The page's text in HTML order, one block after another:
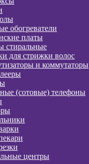
обогреватели
платы
для стрижки волос
и коммутаторы
(сотовые) телефоны
центры